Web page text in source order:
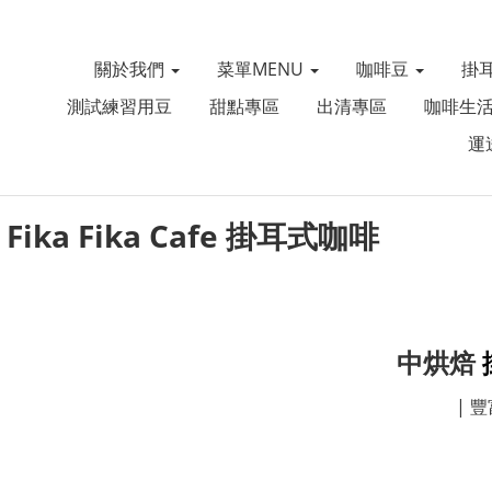
關於我們 菜單MENU 咖啡豆 掛
測試練習用豆
甜點專區 出清專區 咖啡生
運
Fika Fika Cafe 掛耳式咖啡
中烘焙
| 豐